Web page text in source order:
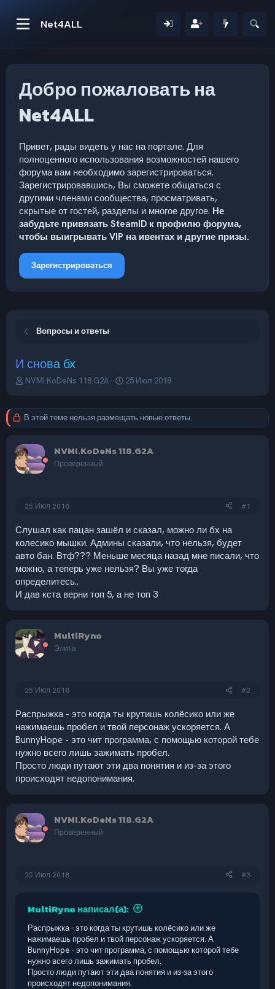
Net4ALL
Добро пожаловать на
Net4ALL
Привет, рады видеть у нас на портале. Для
полноценного использования возможностей нашего
форума вам необходимо зарегистрироваться.
Зарегистрировавшись, Вы сможете общаться с
другими членами сообщества, просматривать,
скрытые от гостей, разделы и многое другое. Не
забудьте привязать SteamID к профилю форума,
чтобы выигрывать VIP на ивентах и другие призы.
Зарегистрироваться
Вопросы и ответы
И снова бх
А
о
е
м
ы
NVMI.KoDeNs 118.G2A
Д
н
ч
а
25 Июл 2018
В этой теме нельзя размещать новые ответы.
NVMI.KoDeNs 118.G2A
Проверенный
25 Июл 2018 #1
Слушал как пацан зашёл и сказал, можно ли бх на
колесико мышки. Админы сказали, что нельзя, будет
авто бан. Втф??? Меньше месяца назад мне писали, что
можно, а теперь уже нельзя? Вы уже тогда
определитесь..
И дав кста верни топ 5, а не топ 3
MultiRyno
Элита
25 Июл 2018 #2
Распрыжка - это когда ты крутишь колёсико или же
нажимаешь пробел и твой персонаж ускоряется. А
BunnyHope - это чит программа, с помощью которой тебе
нужно всего лишь зажимать пробел.
Просто люди путают эти два понятия и из-за этого
происходят недопонимания.
NVMI.KoDeNs 118.G2A
Проверенный
25 Июл 2018 #3
MultiRyno написал(а):
Распрыжка - это когда ты крутишь колёсико или же
нажимаешь пробел и твой персонаж ускоряется. А
BunnyHope - это чит программа, с помощью которой тебе
нужно всего лишь зажимать пробел.
Просто люди путают эти два понятия и из-за этого
происходят недопонимания.